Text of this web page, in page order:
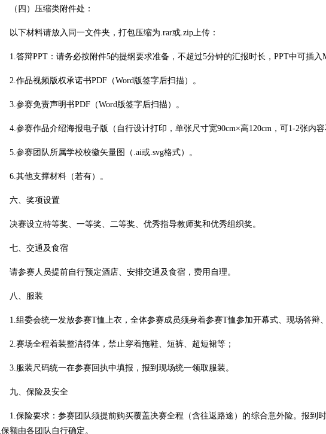
四）压缩类附件处：
下材料请放入同一文件夹，打包压缩为.rar或.zip上传：
答辩PPT：请务必按附件5的提纲要求准备，不超过5分钟的汇报时长，PPT中可插入
作品视频版权承诺书PDF（Word版签字后扫描）。
参赛免责声明书PDF（Word版签字后扫描）。
参赛作品介绍海报电子版（自行设计打印，单张尺寸宽90cm×高120cm，可1-2张内容
参赛团队所属学校校徽矢量图（.ai或.svg格式）。
其他支撑材料（若有）。
、奖项设置
赛设立特等奖、一等奖、二等奖、优秀指导教师奖和优秀组织奖。
、交通及食宿
参赛人员提前自行预定酒店、安排交通及食宿，费用自理。
、服装
组委会统一发放参赛T恤上衣，全体参赛成员须身着参赛T恤参加开幕式、现场答辩
赛场全程着装整洁得体，禁止穿着拖鞋、短裤、超短裙等；
服装尺码统一在参赛回执中填报，报到现场统一领取服装。
、保险及安全
保险要求：参赛团队须提前购买覆盖决赛全程（含往返路途）的综合意外险。报到
额由各团队自行确定。